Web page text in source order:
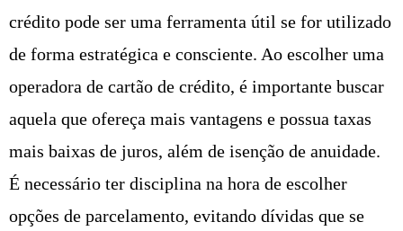
crédito pode ser uma ferramenta útil se for utilizado
de forma estratégica e consciente. Ao escolher uma
operadora de cartão de crédito, é importante buscar
aquela que ofereça mais vantagens e possua taxas
mais baixas de juros, além de isenção de anuidade.
É necessário ter disciplina na hora de escolher
opções de parcelamento, evitando dívidas que se